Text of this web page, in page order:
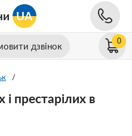
UA
дзвінок 0
/
і престарілих в